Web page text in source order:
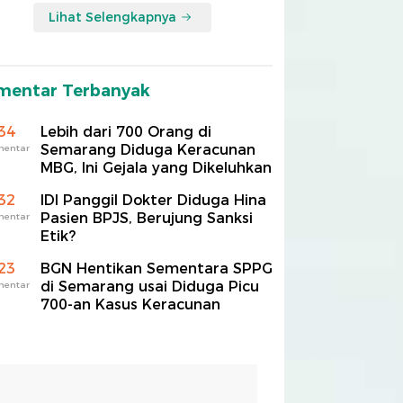
Lihat Selengkapnya
Terbanyak
Lebih dari 700 Orang di
Semarang Diduga Keracunan
MBG, Ini Gejala yang Dikeluhkan
IDI Panggil Dokter Diduga Hina
Pasien BPJS, Berujung Sanksi
Etik?
BGN Hentikan Sementara SPPG
di Semarang usai Diduga Picu
700-an Kasus Keracunan